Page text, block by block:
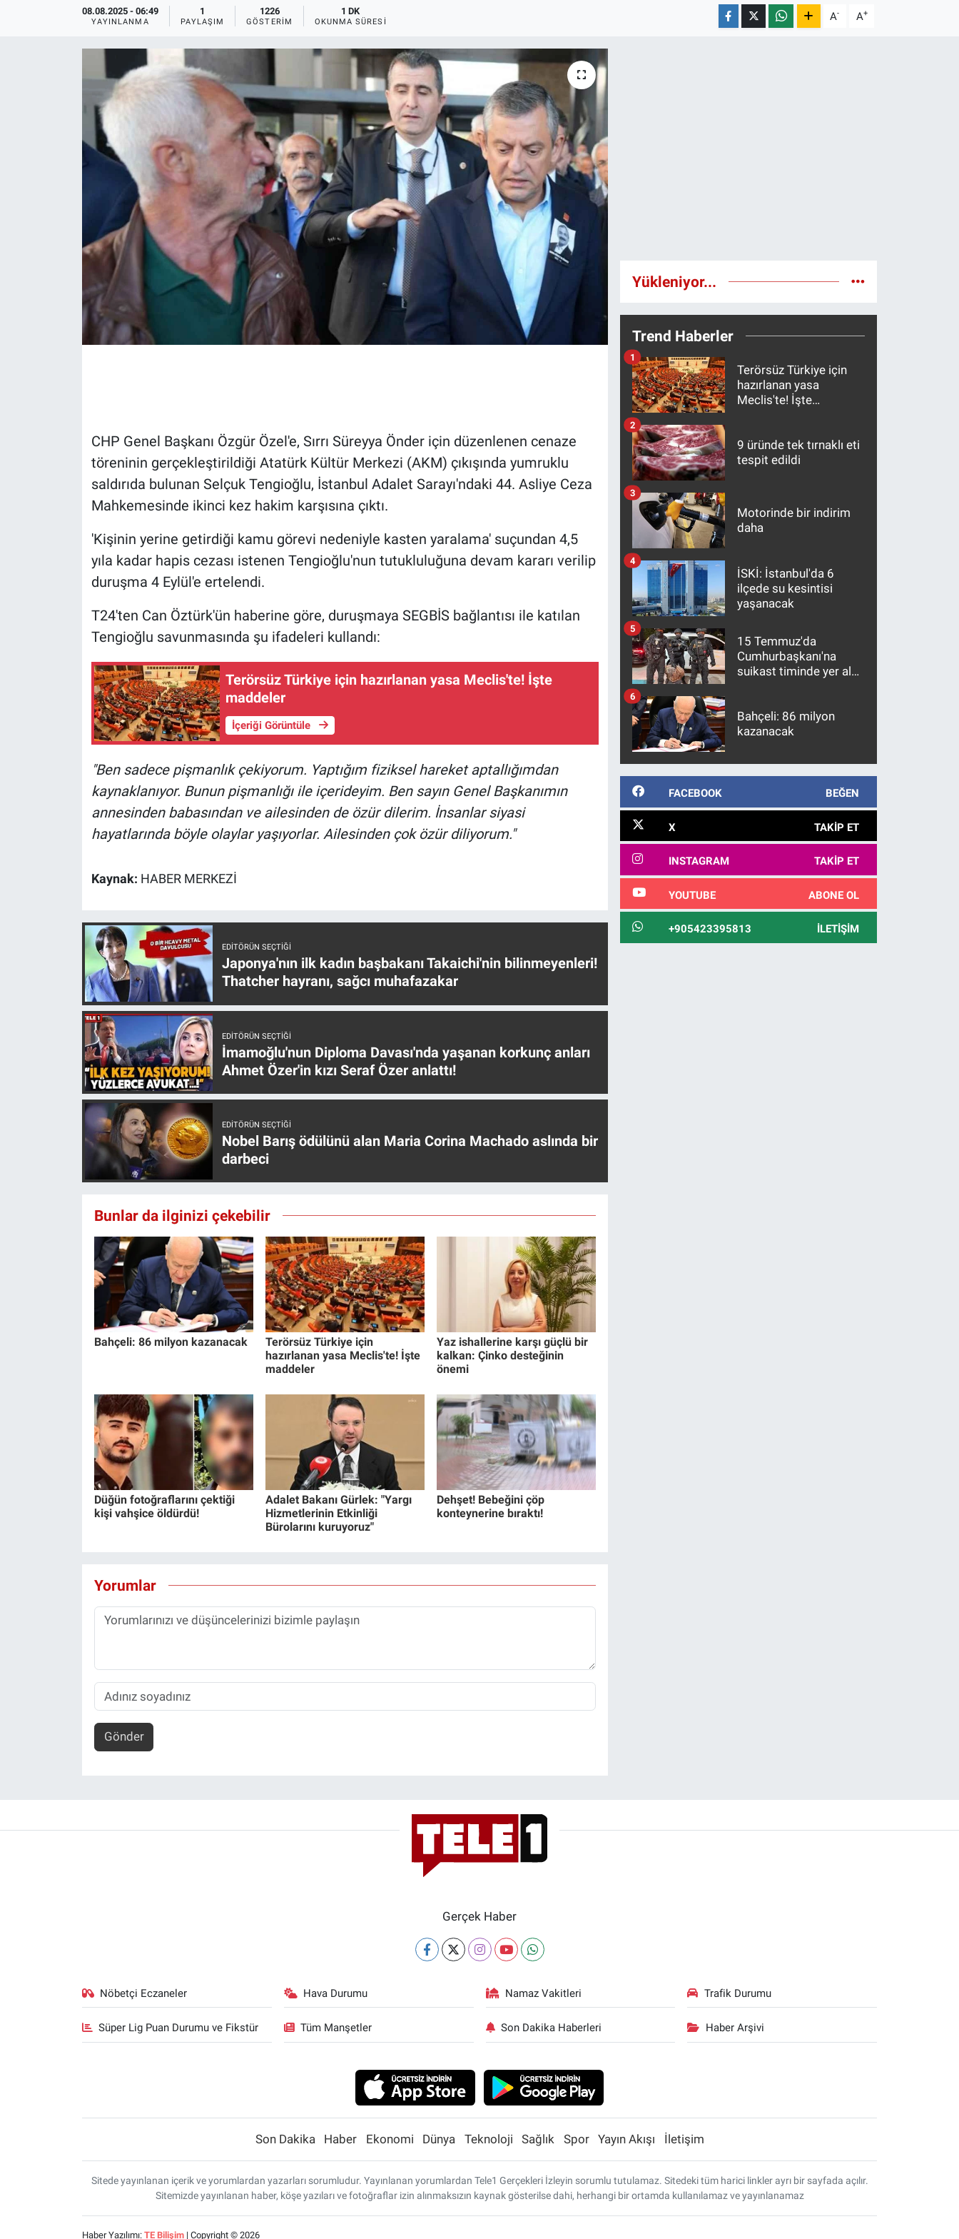
08.08.2025 - 06:49
YAYINLANMA
1
PAYLAŞIM
1226
GÖSTERIM
1 DK
OKUNMA SÜRESI A- A+
CHP Genel Başkanı Özgür Özel'e, Sırrı Süreyya Önder için düzenlenen cenaze
töreninin gerçekleştirildiği Atatürk Kültür Merkezi (AKM) çıkışında yumruklu
saldırıda bulunan Selçuk Tengioğlu, İstanbul Adalet Sarayı'ndaki 44. Asliye Ceza
Mahkemesinde ikinci kez hakim karşısına çıktı.
'Kişinin yerine getirdiği kamu görevi nedeniyle kasten yaralama' suçundan 4,5
yıla kadar hapis cezası istenen Tengioğlu'nun tutukluluğuna devam kararı verilip
duruşma 4 Eylül'e ertelendi.
T24'ten Can Öztürk'ün haberine göre, duruşmaya SEGBİS bağlantısı ile katılan
Tengioğlu savunmasında şu ifadeleri kullandı:
Terörsüz Türkiye için hazırlanan yasa Meclis'te! İşte
maddeler
İçeriği Görüntüle
"Ben sadece pişmanlık çekiyorum. Yaptığım fiziksel hareket aptallığımdan
kaynaklanıyor. Bunun pişmanlığı ile içerideyim. Ben sayın Genel Başkanımın
annesinden babasından ve ailesinden de özür dilerim. İnsanlar siyasi
hayatlarında böyle olaylar yaşıyorlar. Ailesinden çok özür diliyorum."
Kaynak: HABER MERKEZİ
EDITÖRÜN SEÇTIĞI
Japonya'nın ilk kadın başbakanı Takaichi'nin bilinmeyenleri!
Thatcher hayranı, sağcı muhafazakar
EDITÖRÜN SEÇTIĞI
İmamoğlu'nun Diploma Davası'nda yaşanan korkunç anları
Ahmet Özer'in kızı Seraf Özer anlattı!
EDITÖRÜN SEÇTIĞI
Nobel Barış ödülünü alan Maria Corina Machado aslında bir
darbeci
Bunlar da ilginizi çekebilir
Bahçeli: 86 milyon kazanacak
Terörsüz Türkiye için
hazırlanan yasa Meclis'te! İşte
maddeler
Yaz ishallerine karşı güçlü bir
kalkan: Çinko desteğinin
önemi
Düğün fotoğraflarını çektiği
kişi vahşice öldürdü!
Adalet Bakanı Gürlek: "Yargı
Hizmetlerinin Etkinliği
Bürolarını kuruyoruz"
Dehşet! Bebeğini çöp
konteynerine bıraktı!
Yorumlar
Gönder
Yükleniyor...
Trend Haberler
Terörsüz Türkiye için
hazırlanan yasa
Meclis'te! İşte
1
9 üründe tek tırnaklı eti
tespit edildi
2
Motorinde bir indirim
daha
3
İSKİ: İstanbul'da 6
ilçede su kesintisi
yaşanacak
4
15 Temmuz'da
Cumhurbaşkanı'na
suikast timinde yer alan
5
Bahçeli: 86 milyon
kazanacak
6
FACEBOOK BEĞEN
X TAKIP ET
INSTAGRAM TAKIP ET
YOUTUBE ABONE OL
+905423395813 İLETIŞIM
Gerçek Haber
Nöbetçi Eczaneler Hava Durumu Namaz Vakitleri Trafik Durumu
Süper Lig Puan Durumu ve Fikstür Tüm Manşetler Son Dakika Haberleri Haber Arşivi
Son Dakika Haber Ekonomi Dünya Teknoloji Sağlık Spor Yayın Akışı İletişim
Sitede yayınlanan içerik ve yorumlardan yazarları sorumludur. Yayınlanan yorumlardan Tele1 Gerçekleri İzleyin sorumlu tutulamaz. Sitedeki tüm harici linkler ayrı bir sayfada açılır.
Sitemizde yayınlanan haber, köşe yazıları ve fotoğraflar izin alınmaksızın kaynak gösterilse dahi, herhangi bir ortamda kullanılamaz ve yayınlanamaz
Haber Yazılımı: TE Bilişim| Copyright © 2026
Ege'den Esintiler
Gün Başlıyor
Gün Bitiyor
Gün Ortası
Koronavirüs
Kültür Sanat
Ne demişti
Programlar
Yerel Gündem
Yerel Yaşam
Canlı Yayın